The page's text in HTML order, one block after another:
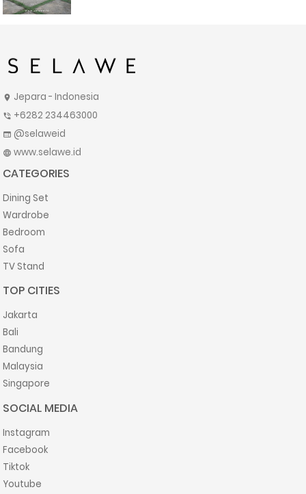
location_on Jepara - Indonesia
phone_in_talk +6282 234463000
web @selaweid
language www.selawe.id
CATEGORIES
Dining Set
Wardrobe
Bedroom
Sofa
TV Stand
TOP CITIES
Jakarta
Bali
Bandung
Malaysia
Singapore
SOCIAL MEDIA
Instagram
Facebook
Tiktok
Youtube